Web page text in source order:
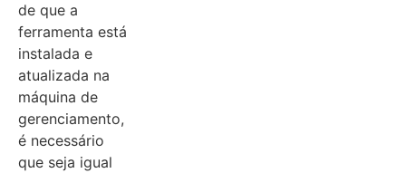
de que a
ferramenta está
instalada e
atualizada na
máquina de
gerenciamento,
é necessário
que seja igual